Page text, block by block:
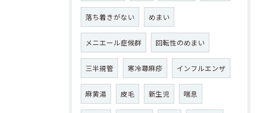
落ち着きがない めまい
メニエール症候群 回転性のめまい
三半規管 寒冷蕁麻疹 インフルエンザ
麻黄湯 皮毛 新生児 喘息